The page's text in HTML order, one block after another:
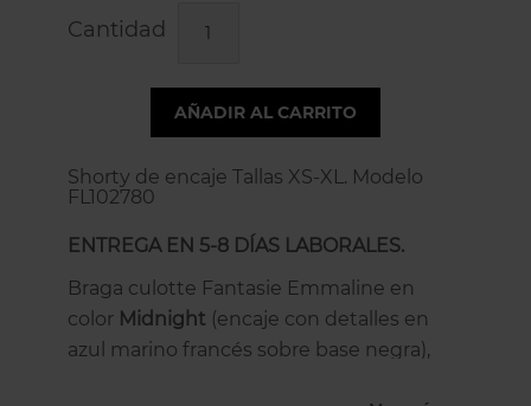
Cantidad
AÑADIR AL CARRITO
Shorty de encaje Tallas XS-XL. Modelo
FL102780
ENTREGA EN 5-8 DÍAS LABORALES.
Braga culotte Fantasie Emmaline en
color Midnight (encaje con detalles en
azul marino francés sobre base negra),